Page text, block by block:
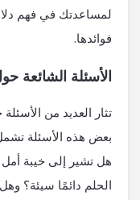
لمساعدتك في فهم
فوائدها.
الأسئلة الشائعة
تثار العديد من
بعض هذه الأسئلة
هل تشير إلى خيبة أمل
الحلم دائمًا سيئة؟